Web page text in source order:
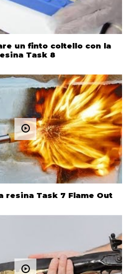
un finto coltello con la
Task 8
resina Task 7 Flame Out